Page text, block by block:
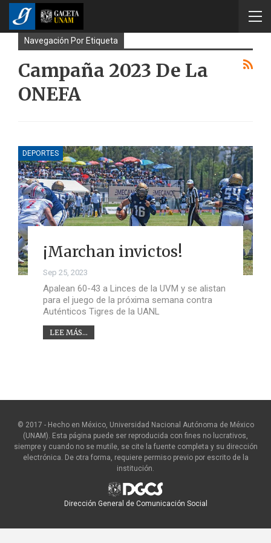
Navegación Por Etiqueta
Campaña 2023 De La
ONEFA
DEPORTES
¡Marchan invictos!
Sep 25, 2023
Apalean 60-43 a Linces de la UVM y se alistan
para el juego de la próxima semana contra
Auténticos Tigres de la UANL
LEE MÁS...
© 2017 - Hecho en México, Universidad Nacional Autónoma de México
(UNAM). Esta página puede ser reproducida con fines no lucrativos,
siempre y cuando no se mutile, se cite la fuente completa y su dirección
electrónica. De otra forma, requiere permiso previo por escrito de la
institución.
Dirección General de Comunicación Social